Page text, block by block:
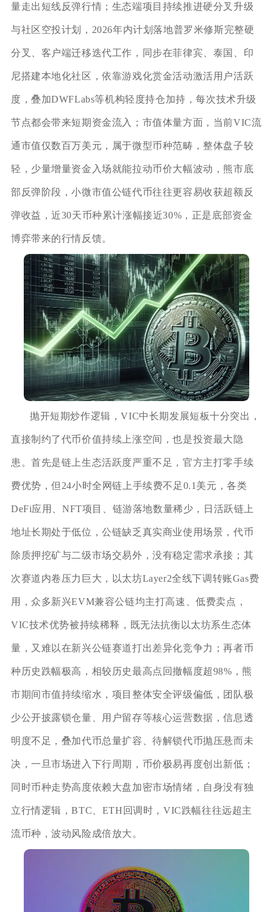
量走出短线反弹行情；生态端项目持续推进硬分叉升级
与社区空投计划，2026年内计划落地普罗米修斯完整硬
分叉、客户端迁移迭代工作，同步在菲律宾、泰国、印
尼搭建本地化社区，依靠游戏化赏金活动激活用户活跃
度，叠加DWFLabs等机构轻度持仓加持，每次技术升级
节点都会带来短期资金流入；市值体量方面，当前VIC流
通市值仅数百万美元，属于微型币种范畴，整体盘子较
轻，少量增量资金入场就能拉动币价大幅波动，熊市底
部反弹阶段，小微市值公链代币往往更容易收获超额反
弹收益，近30天币种累计涨幅接近30%，正是底部资金
博弈带来的行情反馈。
抛开短期炒作逻辑，VIC中长期发展短板十分突出，
直接制约了代币价值持续上涨空间，也是投资最大隐
患。首先是链上生态活跃度严重不足，官方主打零手续
费优势，但24小时全网链上手续费不足0.1美元，各类
DeFi应用、NFT项目、链游落地数量稀少，日活跃链上
地址长期处于低位，公链缺乏真实商业使用场景，代币
除质押挖矿与二级市场交易外，没有稳定需求承接；其
次赛道内卷压力巨大，以太坊Layer2全线下调转账Gas费
用，众多新兴EVM兼容公链均主打高速、低费卖点，
VIC技术优势被持续稀释，既无法抗衡以太坊系生态体
量，又难以在新兴公链赛道打出差异化竞争力；再者币
种历史跌幅极高，相较历史最高点回撤幅度超98%，熊
市期间市值持续缩水，项目整体安全评级偏低，团队极
少公开披露锁仓量、用户留存等核心运营数据，信息透
明度不足，叠加代币总量扩容、待解锁代币抛压悬而未
决，一旦市场进入下行周期，币价极易再度创出新低；
同时币种走势高度依赖大盘加密市场情绪，自身没有独
立行情逻辑，BTC、ETH回调时，VIC跌幅往往远超主
流币种，波动风险成倍放大。